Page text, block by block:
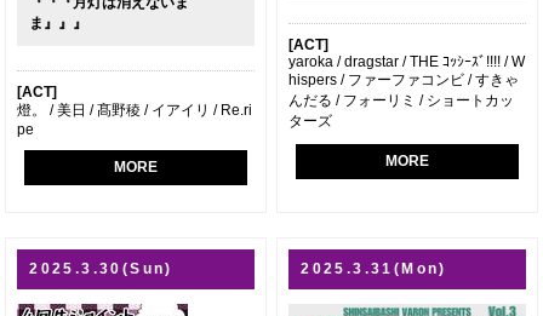
ま』』』
[ACT]
燈。 / 美日 / 髙野稜 / イアイリ / Re.ri
pe
MORE
[ACT]
yaroka / dragstar / THE ｺｯｼｰｽﾞ!!!! / W
hispers / ファーファコンビ / すきゃ
んだる / フォーリミ / ショートカッ
ターズ
MORE
2025.3.30(Sun) 2025.3.31(Mon)